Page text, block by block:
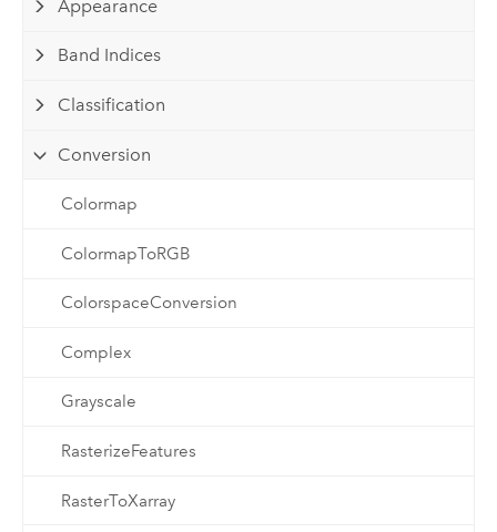
Appearance
Band Indices
Classification
Conversion
Colormap
ColormapToRGB
ColorspaceConversion
Complex
Grayscale
RasterizeFeatures
RasterToXarray